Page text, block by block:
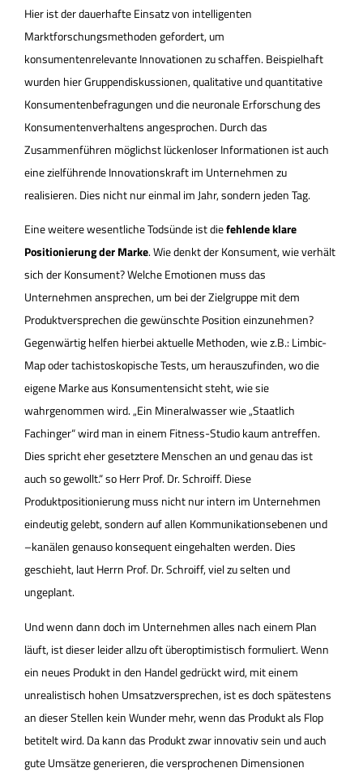
Hier ist der dauerhafte Einsatz von intelligenten
Marktforschungsmethoden gefordert, um
konsumentenrelevante Innovationen zu schaffen. Beispielhaft
wurden hier Gruppendiskussionen, qualitative und quantitative
Konsumentenbefragungen und die neuronale Erforschung des
Konsumentenverhaltens angesprochen. Durch das
Zusammenführen möglichst lückenloser Informationen ist auch
eine zielführende Innovationskraft im Unternehmen zu
realisieren. Dies nicht nur einmal im Jahr, sondern jeden Tag.
Eine weitere wesentliche Todsünde ist diefehlende klare
Positionierung der Marke. Wie denkt der Konsument, wie verhält
sich der Konsument? Welche Emotionen muss das
Unternehmen ansprechen, um bei der Zielgruppe mit dem
Produktversprechen die gewünschte Position einzunehmen?
Gegenwärtig helfen hierbei aktuelle Methoden, wie z.B.: Limbic-
Map oder tachistoskopische Tests, um herauszufinden, wo die
eigene Marke aus Konsumentensicht steht, wie sie
wahrgenommen wird. „Ein Mineralwasser wie „Staatlich
Fachinger“ wird man in einem Fitness-Studio kaum antreffen.
Dies spricht eher gesetztere Menschen an und genau das ist
auch so gewollt.“ so Herr Prof. Dr. Schroiff. Diese
Produktpositionierung muss nicht nur intern im Unternehmen
eindeutig gelebt, sondern auf allen Kommunikationsebenen und
–kanälen genauso konsequent eingehalten werden. Dies
geschieht, laut Herrn Prof. Dr. Schroiff, viel zu selten und
ungeplant.
Und wenn dann doch im Unternehmen alles nach einem Plan
läuft, ist dieser leider allzu oft überoptimistisch formuliert. Wenn
ein neues Produkt in den Handel gedrückt wird, mit einem
unrealistisch hohen Umsatzversprechen, ist es doch spätestens
an dieser Stellen kein Wunder mehr, wenn das Produkt als Flop
betitelt wird. Da kann das Produkt zwar innovativ sein und auch
gute Umsätze generieren, die versprochenen Dimensionen